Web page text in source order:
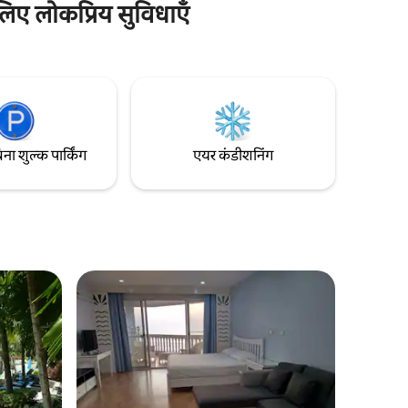
अतिरिक्त शुल्क) * 2 बेडरूम, किंग साइज़ बेड वाला 1
मास्टर बेडरूम, 2 सिंगल बेड वाला 1 डबल रूम *
लोकप्रिय सुविधाएँ
शुल्क पार्किंग एयर कंडीशनिंग